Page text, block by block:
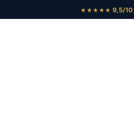
★★★★★ 9,5/10